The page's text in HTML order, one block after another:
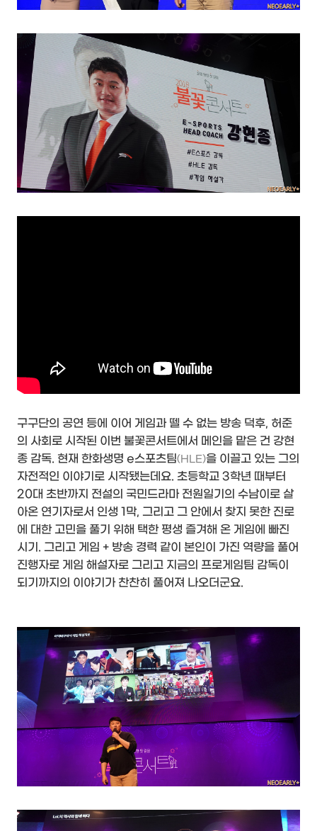
구구단의 공연 등에 이어 게임과 뗄 수 없는 방송 덕후, 허준
의 사회로 시작된 이번 불꽃콘서트에서 메인을 맡은 건 강현
종 감독. 현재 한화생명 e스포츠팀(HLE)을 이끌고 있는 그의
자전적인 이야기로 시작됐는데요. 초등학교 3학년 때부터
20대 초반까지 전설의 국민드라마 전원일기의 수남이로 살
아온 연기자로서 인생 1막, 그리고 그 안에서 찾지 못한 진로
에 대한 고민을 풀기 위해 택한 평생 즐겨해 온 게임에 빠진
시기. 그리고 게임 + 방송 경력 같이 본인이 가진 역량을 풀어
진행자로 게임 해설자로 그리고 지금의 프로게임팀 감독이
되기까지의 이야기가 찬찬히 풀어져 나오더군요.